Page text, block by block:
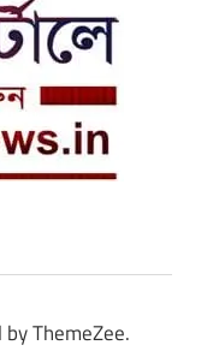
ThemeZee.